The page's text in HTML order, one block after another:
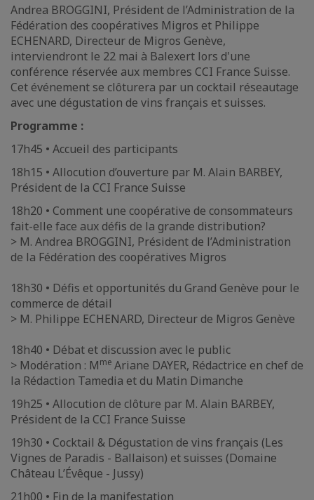
Andrea BROGGINI, Président de l’Administration de la
Fédération des coopératives Migros et Philippe
ECHENARD, Directeur de Migros Genève,
interviendront le 22 mai à Balexert lors d'une
conférence réservée aux membres CCI France Suisse.
Cet événement se clôturera par un cocktail réseautage
avec une dégustation de vins français et suisses.
Programme :
17h45 • Accueil des participants
18h15 • Allocution d’ouverture par M. Alain BARBEY,
Président de la CCI France Suisse
18h20 • Comment une coopérative de consommateurs
fait-elle face aux défis de la grande distribution?
> M. Andrea BROGGINI, Président de l’Administration
de la Fédération des coopératives Migros
18h30 • Défis et opportunités du Grand Genève pour le
commerce de détail
> M. Philippe ECHENARD, Directeur de Migros Genève
18h40 • Débat et discussion avec le public
> Modération : Mme Ariane DAYER, Rédactrice en chef de
la Rédaction Tamedia et du Matin Dimanche
19h25 • Allocution de clôture par M. Alain BARBEY,
Président de la CCI France Suisse
19h30 • Cocktail & Dégustation de vins français (Les
Vignes de Paradis - Ballaison) et suisses (Domaine
Château L’Évêque - Jussy)
21h00 • Fin de la manifestation